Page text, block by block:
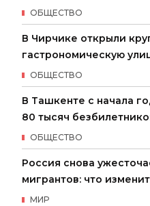
ОБЩЕСТВО
В Чирчике открыли
гастрономическую
ОБЩЕСТВО
В Ташкенте с начала
80 тысяч
ОБЩЕСТВО
Россия снова
мигрантов: что
МИР